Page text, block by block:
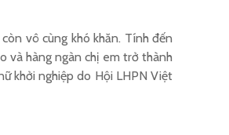
vô cùng khó khăn. Tính đến
và hàng ngàn chị em trở thành
khởi nghiệp do Hội LHPN Việt